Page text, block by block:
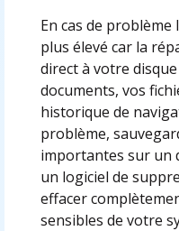
En cas de
plus élevé car la
direct à votre
documents, vos
historique de
problème,
importantes sur un
un logiciel de
effacer
sensibles de votre